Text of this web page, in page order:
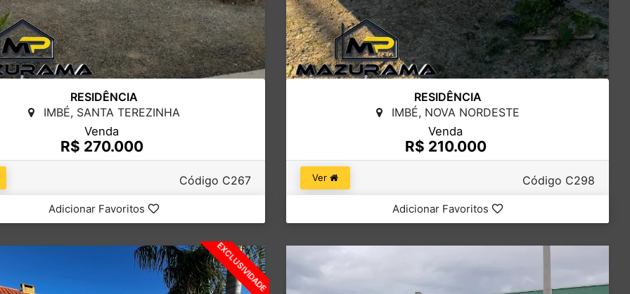
RESIDÊNCIA
IMBÉ, SANTA TEREZINHA
Venda
R$ 270.000
Código C267
Adicionar Favoritos
RESIDÊNCIA
IMBÉ, NOVA NORDESTE
Venda
R$ 210.000
Ver Código C298
Adicionar Favoritos
EXCLUSIVIDADE